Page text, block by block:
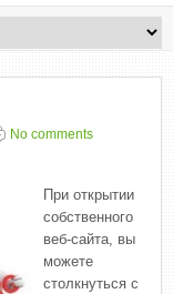
No comments
При открытии
собственного
веб-сайта, вы
можете
столкнуться с